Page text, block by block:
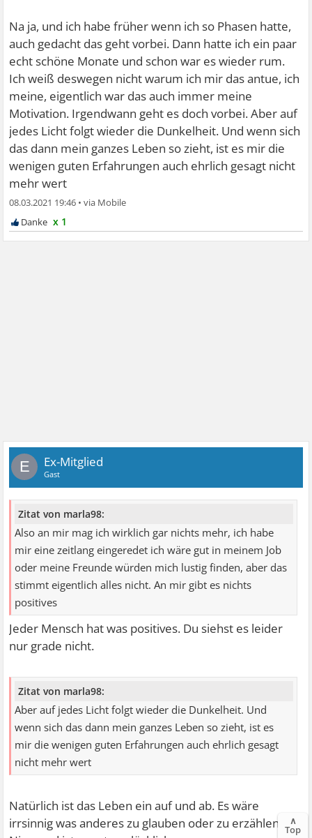
Na ja, und ich habe früher wenn ich so Phasen hatte,
auch gedacht das geht vorbei. Dann hatte ich ein paar
echt schöne Monate und schon war es wieder rum.
Ich weiß deswegen nicht warum ich mir das antue, ich
meine, eigentlich war das auch immer meine
Motivation. Irgendwann geht es doch vorbei. Aber auf
jedes Licht folgt wieder die Dunkelheit. Und wenn sich
das dann mein ganzes Leben so zieht, ist es mir die
wenigen guten Erfahrungen auch ehrlich gesagt nicht
mehr wert
08.03.2021 19:46 •
x 1
E Ex-Mitglied
Gast
Zitat von marla98:
Also an mir mag ich wirklich gar nichts mehr, ich habe
mir eine zeitlang eingeredet ich wäre gut in meinem Job
oder meine Freunde würden mich lustig finden, aber das
stimmt eigentlich alles nicht. An mir gibt es nichts
positives
Jeder Mensch hat was positives. Du siehst es leider
nur grade nicht.
Zitat von marla98:
Aber auf jedes Licht folgt wieder die Dunkelheit. Und
wenn sich das dann mein ganzes Leben so zieht, ist es
mir die wenigen guten Erfahrungen auch ehrlich gesagt
nicht mehr wert
Natürlich ist das Leben ein auf und ab. Es wäre
irrsinnig was anderes zu glauben oder zu erzählen.
∧
Top